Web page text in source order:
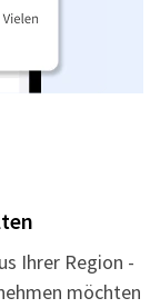
Ihrer Region -
möchten